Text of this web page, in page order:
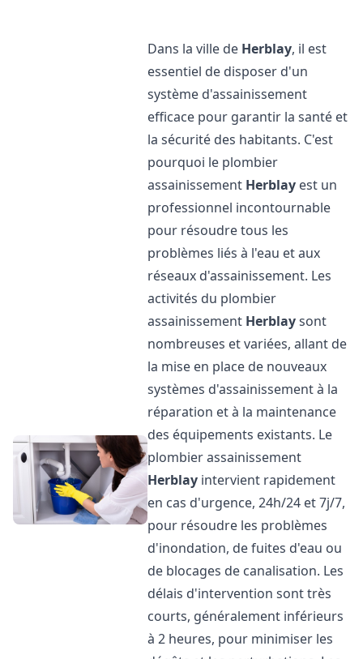
Dans la ville de Herblay, il est
essentiel de disposer d'un
système d'assainissement
efficace pour garantir la santé et
la sécurité des habitants. C'est
pourquoi le plombier
assainissement Herblay est un
professionnel incontournable
pour résoudre tous les
problèmes liés à l'eau et aux
réseaux d'assainissement. Les
activités du plombier
assainissement Herblaysont
nombreuses et variées, allant de
la mise en place de nouveaux
systèmes d'assainissement à la
réparation et à la maintenance
des équipements existants. Le
plombier assainissement
Herblay intervient rapidement
en cas d'urgence, 24h/24 et 7j/7,
pour résoudre les problèmes
d'inondation, de fuites d'eau ou
de blocages de canalisation. Les
délais d'intervention sont très
courts, généralement inférieurs
à 2 heures, pour minimiser les